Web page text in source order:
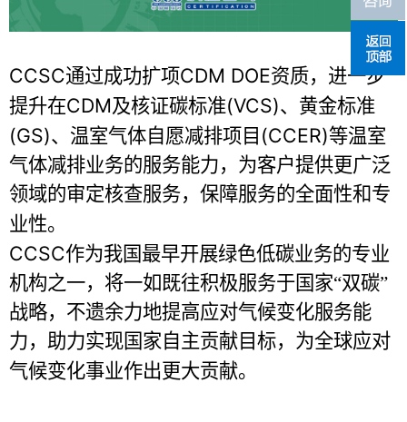
CCSC通过成功扩项CDM DOE资质，进一步
提升在CDM及核证碳标准(VCS)、黄金标准
(GS)、温室气体自愿减排项目 (CCER)等温室
气体减排业务的服务能力，为客户提供更广泛
领域的审定核查服务，保障服务的全面性和专
业性。
CCSC作为我国最早开展绿色低碳业务的专业
机构之一，将一如既往积极服务于国家“双碳”
战略，不遗余力地提高应对气候变化服务能
力，助力实现国家自主贡献目标，为全球应对
气候变化事业作出更大贡献。